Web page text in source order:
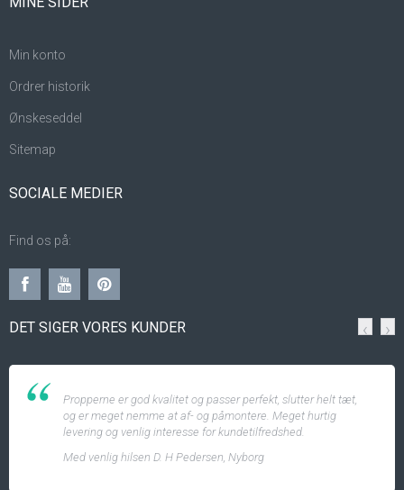
Min konto
Ordrer historik
Ønskeseddel
Sitemap
SOCIALE MEDIER
Find os på:
DET SIGER VORES KUNDER
Propperne er god kvalitet og passer perfekt, slutter helt tæt,
og er meget nemme at af- og påmontere. Meget hurtig
levering og venlig interesse for kundetilfredshed.
Med venlig hilsen D. H Pedersen, Nyborg
‹ ›